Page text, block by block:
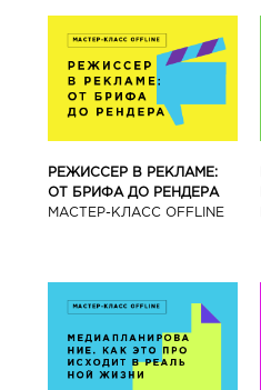
РЕЖИССЕР В РЕКЛАМЕ:
ОТ БРИФА ДО РЕНДЕРА
МАСТЕР-КЛАСС OFFLINE